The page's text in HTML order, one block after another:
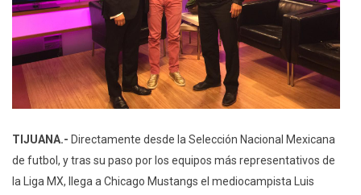
TIJUANA.- Directamente desde la Selección Nacional Mexicana
de futbol, y tras su paso por los equipos más representativos de
la Liga MX, llega a Chicago Mustangs el mediocampista Luis